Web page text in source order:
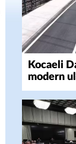
Kocaeli
modern